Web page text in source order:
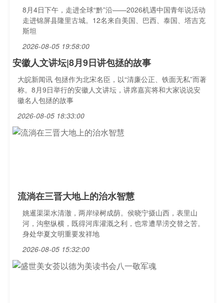
8月4日下午，走进全球“黔”沿——2026机遇中国青年说活动
走进锦屏县隆里古城。12名来自美国、巴西、泰国、塔吉克
斯坦
2026-08-05 19:58:00
安徽人文讲坛|8月9日讲包拯的故事
大皖新闻讯 包拯作为北宋名臣，以“清廉公正、铁面无私”而著
称。8月9日举行的安徽人文讲坛，讲席嘉宾将和大家说说安
徽名人包拯的故事
2026-08-05 18:33:00
流淌在三晋大地上的治水智慧
姚暹渠渠水清澈，两岸绿树成荫。侯晓宁摄山西，表里山
河，沟壑纵横，既得河库灌溉之利，也常遭旱涝交替之苦。
身处华夏文明重要发祥地
2026-08-05 15:32:00